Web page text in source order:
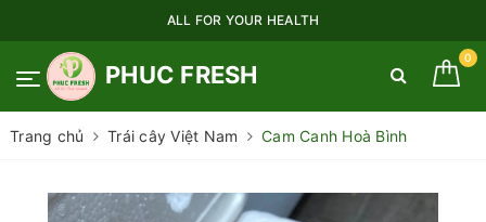
ALL FOR YOUR HEALTH
PHUC FRESH
0
Trang chủ Trái cây Việt Nam Cam Canh Hoà Bình